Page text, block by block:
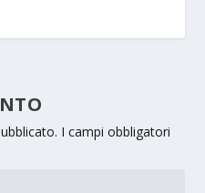
I campi obbligatori